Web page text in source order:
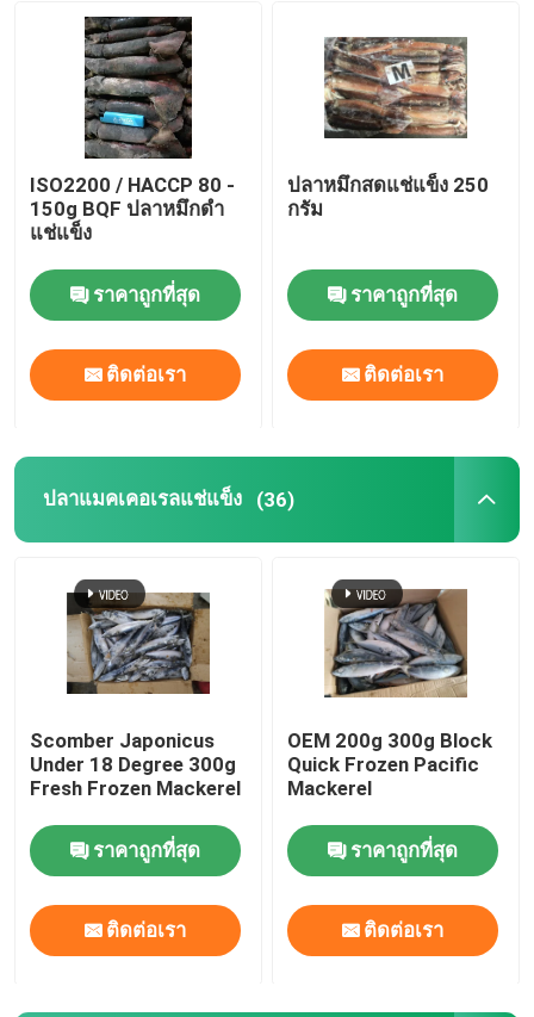
ISO2200 / HACCP 80 -
150g BQF ปลาหมึกดำ
แช่แข็ง
ราคาถูกที่สุด
ติดต่อเรา
ปลาหมึกสดแช่แข็ง 250
กรัม
ราคาถูกที่สุด
ติดต่อเรา
ปลาแมคเคอเรลแช่แข็ง (36)
Scomber Japonicus
Under 18 Degree 300g
Fresh Frozen Mackerel
ราคาถูกที่สุด
ติดต่อเรา
OEM 200g 300g Block
Quick Frozen Pacific
Mackerel
ราคาถูกที่สุด
ติดต่อเรา